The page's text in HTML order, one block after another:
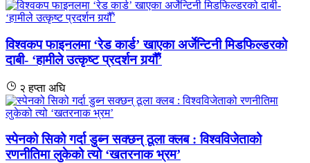
विश्वकप फाइनलमा ‘रेड कार्ड’ खाएका अर्जेन्टिनी मिडफिल्डरको
दाबी- ‘हामीले उत्कृष्ट प्रदर्शन गर्‍यौँ’
२ हप्ता अघि
स्पेनको सिको गर्दा डुब्न सक्छन् ठूला क्लब : विश्वविजेताको
रणनीतिमा लुकेको त्यो ‘खतरनाक भ्रम’